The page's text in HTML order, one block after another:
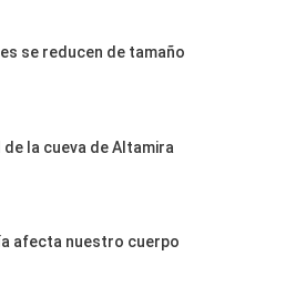
se reducen de tamaño
la cueva de Altamira
afecta nuestro cuerpo